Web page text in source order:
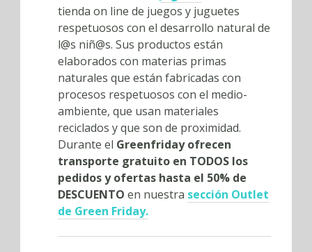
tienda on line de juegos y juguetes
respetuosos con el desarrollo natural de
l@s niñ@s. Sus productos están
elaborados con materias primas
naturales que están fabricadas con
procesos respetuosos con el medio-
ambiente, que usan materiales
reciclados y que son de proximidad.
Durante el Greenfriday ofrecen
transporte gratuito en TODOS los
pedidos y ofertas hasta el 50% de
DESCUENTO en nuestra sección Outlet
de Green Friday.